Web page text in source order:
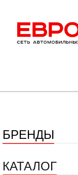
БРЕНДЫ
КАТАЛОГ